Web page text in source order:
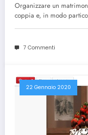
Organizzare un
coppia e, in modo
7 Commenti
22 Gennaio 2020